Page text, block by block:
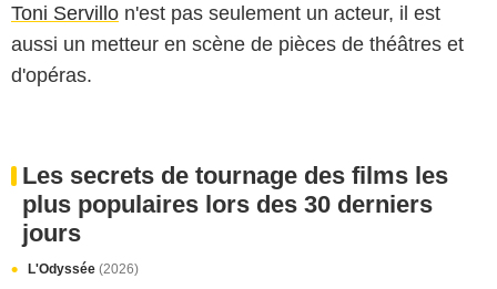
Toni Servillo n'est pas seulement un acteur, il est
aussi un metteur en scène de pièces de théâtres et
d'opéras.
Les secrets de tournage des films les
plus populaires lors des 30 derniers
jours
L'Odyssée (2026)